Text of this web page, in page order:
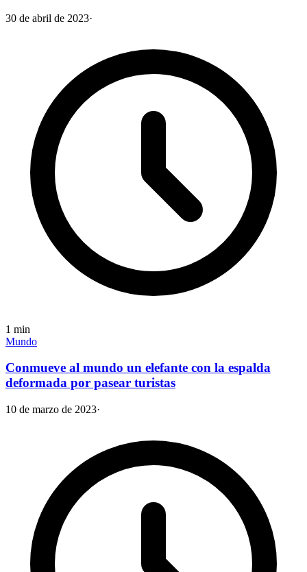
30 de abril de 2023·
1 min
Mundo
Conmueve al mundo un elefante con la espalda
deformada por pasear turistas
10 de marzo de 2023·